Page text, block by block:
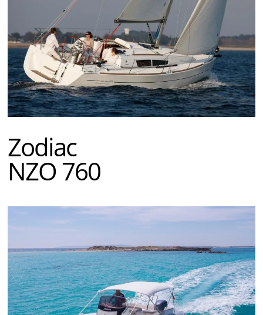
Zodiac
NZO 760